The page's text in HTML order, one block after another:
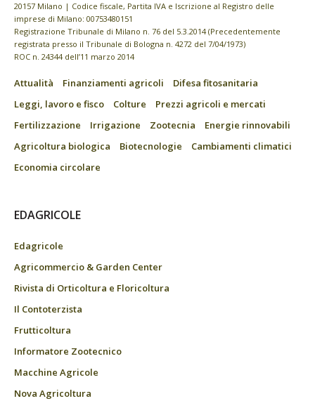
20157 Milano | Codice fiscale, Partita IVA e Iscrizione al Registro delle
imprese di Milano: 00753480151
Registrazione Tribunale di Milano n. 76 del 5.3.2014 (Precedentemente
registrata presso il Tribunale di Bologna n. 4272 del 7/04/1973)
ROC n. 24344 dell’11 marzo 2014
Attualità Finanziamenti agricoli
Difesa fitosanitaria
Leggi, lavoro e fisco
Colture
Prezzi agricoli e mercati
Fertilizzazione
Irrigazione Zootecnia
Energie rinnovabili
Agricoltura biologica
Biotecnologie
Cambiamenti climatici
Economia circolare
EDAGRICOLE
Edagricole
Agricommercio & Garden Center
Rivista di Orticoltura e Floricoltura
Il Contoterzista
Frutticoltura
Informatore Zootecnico
Macchine Agricole
Nova Agricoltura